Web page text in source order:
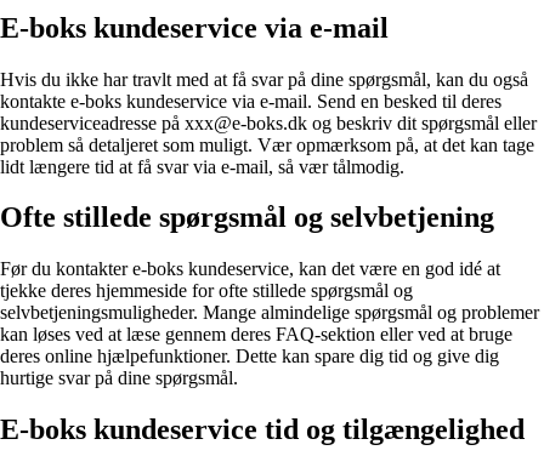
E-boks kundeservice via e-mail
Hvis du ikke har travlt med at få svar på dine spørgsmål, kan du også
kontakte e-boks kundeservice via e-mail. Send en besked til deres
kundeserviceadresse på xxx@e-boks.dk og beskriv dit spørgsmål eller
problem så detaljeret som muligt. Vær opmærksom på, at det kan tage
lidt længere tid at få svar via e-mail, så vær tålmodig.
Ofte stillede spørgsmål og selvbetjening
Før du kontakter e-boks kundeservice, kan det være en god idé at
tjekke deres hjemmeside for ofte stillede spørgsmål og
selvbetjeningsmuligheder. Mange almindelige spørgsmål og problemer
kan løses ved at læse gennem deres FAQ-sektion eller ved at bruge
deres online hjælpefunktioner. Dette kan spare dig tid og give dig
hurtige svar på dine spørgsmål.
E-boks kundeservice tid og tilgængelighed